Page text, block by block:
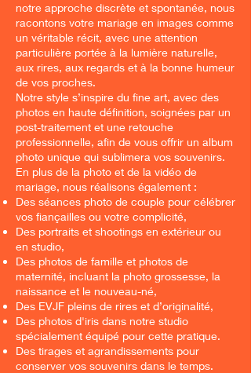
notre approche discrète et spontanée, nous
racontons votre mariage en images comme
un véritable récit, avec une attention
particulière portée à la lumière naturelle,
aux rires, aux regards et à la bonne humeur
de vos proches.
Notre style s’inspire du fine art, avec des
photos en haute définition, soignées par un
post-traitement et une retouche
professionnelle, afin de vous offrir un album
photo unique qui sublimera vos souvenirs.
En plus de la photo et de la vidéo de
mariage, nous réalisons également :
Des séances photo de couple pour célébrer
vos fiançailles ou votre complicité,
Des portraits et shootings en extérieur ou
en studio,
Des photos de famille et photos de
maternité, incluant la photo grossesse, la
naissance et le nouveau-né,
Des EVJF pleins de rires et d’originalité,
Des photos d'iris dans notre studio
spécialement équipé pour cette pratique.
Des tirages et agrandissements pour
conserver vos souvenirs dans le temps.